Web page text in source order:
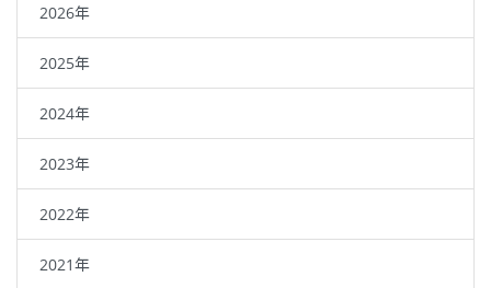
2026年
2025年
2024年
2023年
2022年
2021年